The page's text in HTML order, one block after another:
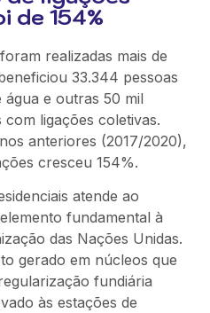
de 154%
realizadas mais de
33.344 pessoas
água e outras 50 mil
com ligações coletivas.
anteriores (2017/2020),
cresceu 154%.
atende ao
fundamental à
das Nações Unidas.
gerado em núcleos que
fundiária
às estações de